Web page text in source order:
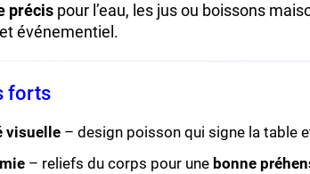
précis pour l’eau, les jus ou boissons
événementiel.
forts
visuelle – design poisson qui signe la table
– reliefs du corps pour une bonne